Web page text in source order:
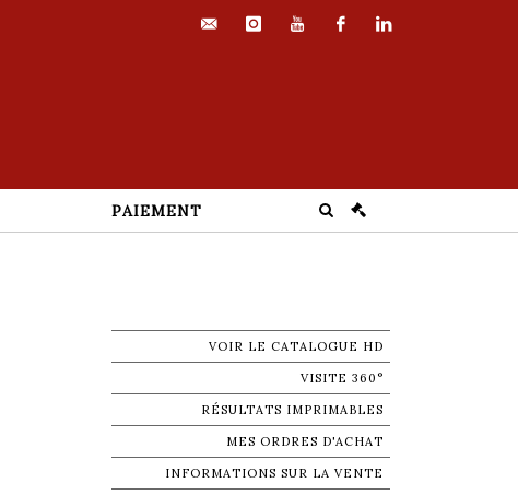
PAIEMENT
VOIR LE CATALOGUE HD
VISITE 360°
RÉSULTATS IMPRIMABLES
MES ORDRES D'ACHAT
INFORMATIONS SUR LA VENTE